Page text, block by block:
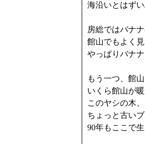
海沿いとはず
房総ではバナ
館山でもよく
やっぱりバナ
もう一つ、館
いくら館山が
このヤシの木
ちょっと古い
90年もここで